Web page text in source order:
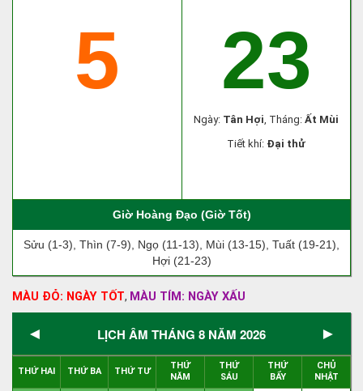
5 23
Ngày: Tân Hợi, Tháng: Ất Mùi
Tiết khí: Đại thử
Giờ Hoàng Đạo (Giờ Tốt)
Sửu (1-3), Thìn (7-9), Ngọ (11-13), Mùi (13-15), Tuất (19-21),
Hợi (21-23)
MÀU ĐỎ: NGÀY TỐT, MÀU TÍM: NGÀY XẤU
◄ LỊCH ÂM THÁNG 8 NĂM 2026 ►
THỨ HAI THỨ BA THỨ TƯ
THỨ
NĂM
THỨ
SÁU
THỨ
BẨY
CHỦ
NHẬT